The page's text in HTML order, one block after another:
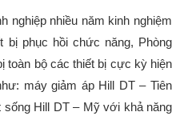
nghiệp nhiều năm kinh nghiệm
bị phục hồi chức năng, Phòng
toàn bộ các thiết bị cực kỳ hiện
máy giảm áp Hill DT – Tiên
sống Hill DT – Mỹ với khả năng